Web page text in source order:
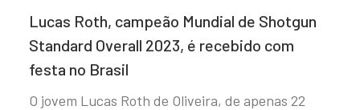
Lucas Roth, campeão Mundial de Shotgun
Standard Overall 2023, é recebido com
festa no Brasil
O jovem Lucas Roth de Oliveira, de apenas 22